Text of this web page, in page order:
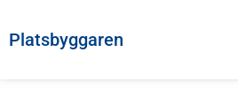
Platsbyggaren